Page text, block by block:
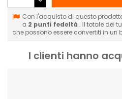
Con l'acquisto di questo
a 2 punti fedeltà . Il totale del
che possono essere convertiti in un
I clienti hanno